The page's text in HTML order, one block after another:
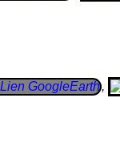
,